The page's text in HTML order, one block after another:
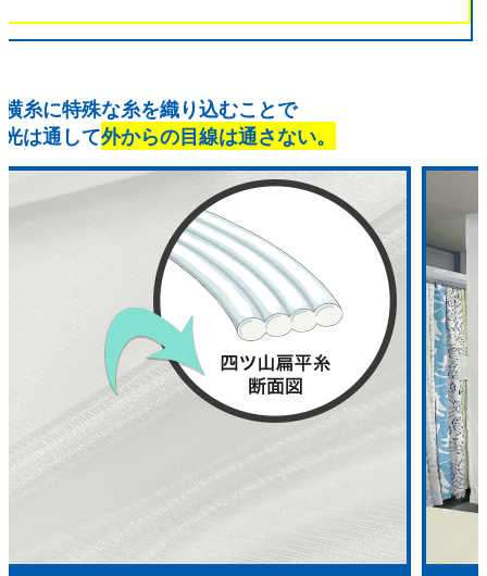
横糸に特殊な糸を織り込むことで
光は通して外からの目線は通さない。